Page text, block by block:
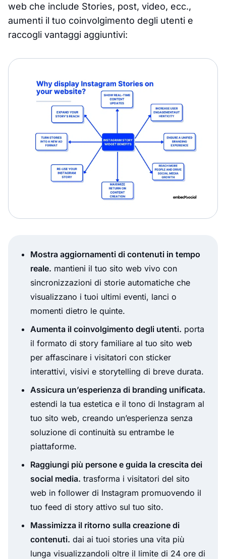
web che include Stories, post, video, ecc.,
aumenti il tuo coinvolgimento degli utenti e
raccogli vantaggi aggiuntivi:
Mostra aggiornamenti di contenuti in tempo
reale. mantieni il tuo sito web vivo con
sincronizzazioni di storie automatiche che
visualizzano i tuoi ultimi eventi, lanci o
momenti dietro le quinte.
Aumenta il coinvolgimento degli utenti. porta
il formato di story familiare al tuo sito web
per affascinare i visitatori con sticker
interattivi, visivi e storytelling di breve durata.
Assicura un’esperienza di branding unificata.
estendi la tua estetica e il tono di Instagram al
tuo sito web, creando un’esperienza senza
soluzione di continuità su entrambe le
piattaforme.
Raggiungi più persone e guida la crescita dei
social media. trasforma i visitatori del sito
web in follower di Instagram promuovendo il
tuo feed di story attivo sul tuo sito.
Massimizza il ritorno sulla creazione di
contenuti. dai ai tuoi stories una vita più
lunga visualizzandoli oltre il limite di 24 ore di